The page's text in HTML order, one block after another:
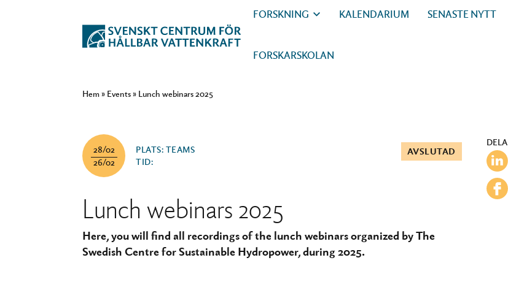
FORSKNING KALENDARIUM SENASTE NYTT
FORSKARSKOLAN
Hem» Events» Lunch webinars 2025
28/02
26/02
PLATS: TEAMS
TID:
AVSLUTAD
Lunch webinars 2025
Here, you will find all recordings of the lunch webinars organized by The
Swedish Centre for Sustainable Hydropower, during 2025.
DELA